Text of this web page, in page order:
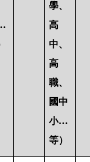
學、
高
中、
高
職、
國中
小…
等）